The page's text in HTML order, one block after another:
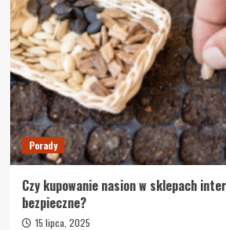
Porady
Czy kupowanie nasion w sklepach
bezpieczne?
15 lipca, 2025